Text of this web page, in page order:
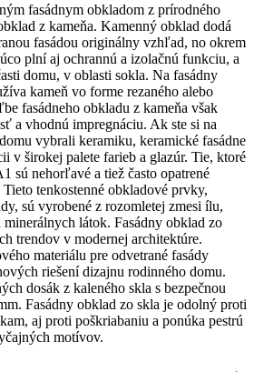
fasádnym obkladom z prírodného
z kameňa. Kamenný obklad dodá
fasádou originálny vzhľad, no okrem
plní aj ochrannú a izolačnú funkciu, a
domu, v oblasti sokla. Na fasádny
kameň vo forme rezaného alebo
fasádneho obkladu z kameňa však
a vhodnú impregnáciu. Ak ste si na
vybrali keramiku, keramické fasádne
v širokej palete farieb a glazúr. Tie, ktoré
sú nehorľavé a tiež často opatrené
tenkostenné obkladové prvky,
sú vyrobené z rozomletej zmesi ílu,
látok. Fasádny obklad zo
trendov v modernej architektúre.
materiálu pre odvetrané fasády
riešení dizajnu rodinného domu.
dosák z kaleného skla s bezpečnou
Fasádny obklad zo skla je odolný proti
aj proti poškriabaniu a ponúka pestrú
motívov.